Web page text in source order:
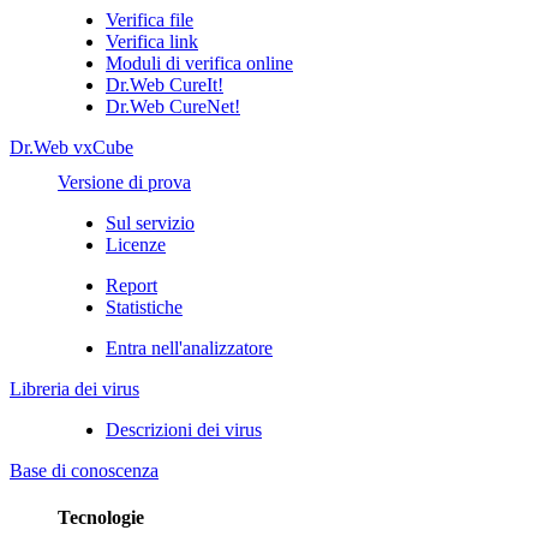
Verifica file
Verifica link
Moduli di verifica online
Dr.Web CureIt!
Dr.Web CureNet!
Dr.Web vxCube
Versione di prova
Sul servizio
Licenze
Report
Statistiche
Entra nell'analizzatore
Libreria dei virus
Descrizioni dei virus
Base di conoscenza
Tecnologie